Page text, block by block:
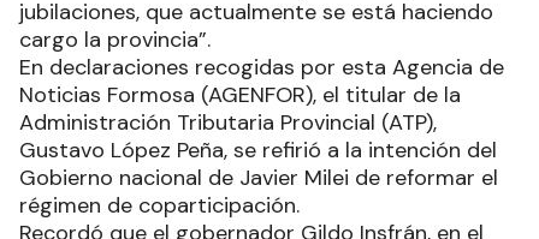
jubilaciones, que actualmente se está haciendo
cargo la provincia”.
En declaraciones recogidas por esta Agencia de
Noticias Formosa (AGENFOR), el titular de la
Administración Tributaria Provincial (ATP),
Gustavo López Peña, se refirió a la intención del
Gobierno nacional de Javier Milei de reformar el
régimen de coparticipación.
Recordó que el gobernador Gildo Insfrán, en el